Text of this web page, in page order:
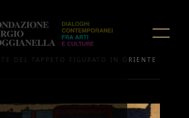
DEL TAPPETO FIGURATO IN ORIENTE